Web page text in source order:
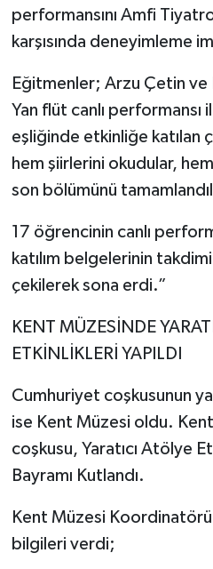
performansını Amfi
karşısında deneyimleme
Eğitmenler; Arzu Çetin ve
Yan flüt canlı performansı
eşliğinde etkinliğe katılan
hem şiirlerini okudular,
son bölümünü
17 öğrencinin canlı
katılım belgelerinin
çekilerek sona erdi.”
KENT MÜZESİNDE
ETKİNLİKLERİ YAPILDI
Cumhuriyet coşkusunun
ise Kent Müzesi oldu.
coşkusu, Yaratıcı Atölye
Bayramı Kutlandı.
Kent Müzesi Koordinatörü
bilgileri verdi;